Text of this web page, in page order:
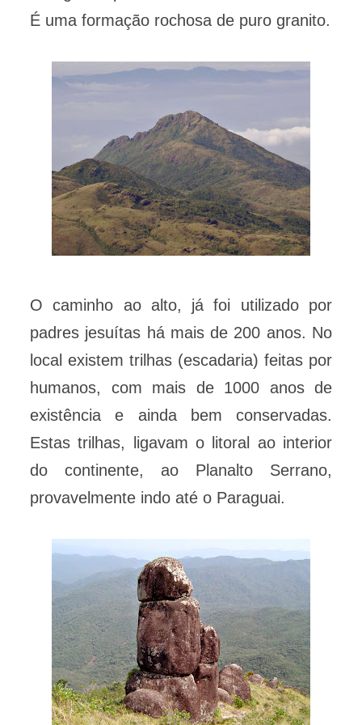
É uma formação rochosa de puro granito.
O caminho ao alto, já foi utilizado por
padres jesuítas há mais de 200 anos. No
local existem trilhas (escadaria) feitas por
humanos, com mais de 1000 anos de
existência e ainda bem conservadas.
Estas trilhas, ligavam o litoral ao interior
do continente, ao Planalto Serrano,
provavelmente indo até o Paraguai.